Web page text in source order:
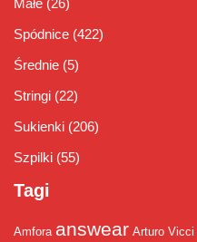
Małe (26)
Spódnice (422)
Średnie (5)
Stringi (22)
Sukienki (206)
Szpilki (55)
Tagi
Amfora answear Arturo Vicci